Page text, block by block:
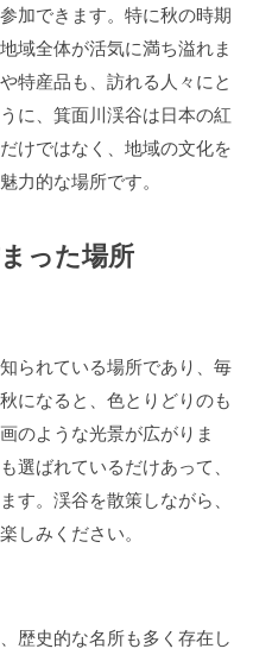
加できます。特に秋の時期
域全体が活気に満ち溢れま
特産品も、訪れる人々にと
に、箕面川渓谷は日本の紅
けではなく、地域の文化を
力的な場所です。
った場所
られている場所であり、毎
になると、色とりどりのも
のような光景が広がりま
選ばれているだけあって、
す。渓谷を散策しながら、
しみください。
歴史的な名所も多く存在し